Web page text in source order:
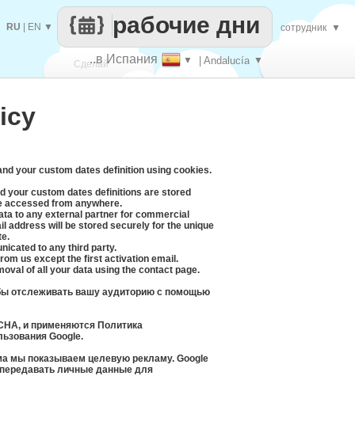
Сделай
..в Испания ▼ | Andalucía ▼
рабочие дни
RU EN ▼ сотрудник ▼
your custom dates definition using cookies.
your custom dates definitions are stored
accessed from anywhere.
to any external partner for commercial
address will be stored securely for the unique
to any third party.
us except the first activation email.
of all your data using the contact page.
отслеживать вашу аудиторию с помощью
и применяются Политика
Google.
мы показываем целевую рекламу. Google
личные данные для